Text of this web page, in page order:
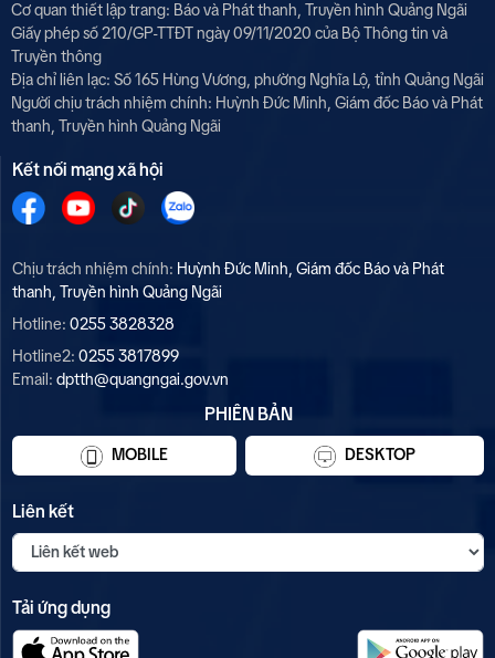
Cơ quan thiết lập trang: Báo và Phát thanh, Truyền hình Quảng Ngãi
Giấy phép số 210/GP-TTĐT ngày 09/11/2020 của Bộ Thông tin và
Truyền thông
Địa chỉ liên lạc: Số 165 Hùng Vương, phường Nghĩa Lộ, tỉnh Quảng Ngãi
Người chịu trách nhiệm chính: Huỳnh Đức Minh, Giám đốc Báo và Phát
thanh, Truyền hình Quảng Ngãi
Kết nối mạng xã hội
Chịu trách nhiệm chính: Huỳnh Đức Minh, Giám đốc Báo và Phát
thanh, Truyền hình Quảng Ngãi
Hotline: 0255 3828328
Hotline2: 0255 3817899
Email: dptth@quangngai.gov.vn
PHIÊN BẢN
MOBILE DESKTOP
Liên kết
Tải ứng dụng